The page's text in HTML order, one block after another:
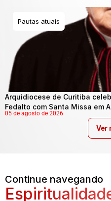
Pautas atuais
Arquidiocese de Curitiba
Fedalto com Santa Missa em
05 de agosto de 2026
Ver
Continue navegando